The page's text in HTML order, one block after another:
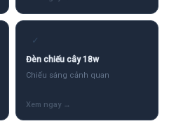
✓
Đèn chiếu cây 18w
Chiếu sáng cảnh quan